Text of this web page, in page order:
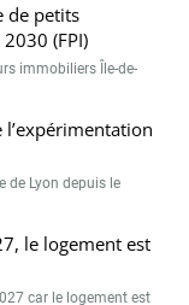
de petits
(FPI)
immobiliers Île-de-
de Lyon depuis le
le logement est
car le logement est